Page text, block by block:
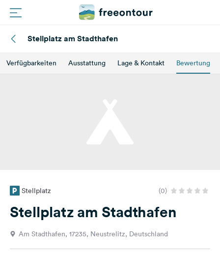
Routen
Fragen &
Feedback
Sprache:
Stellplatz am Stadthafen
Verfügbarkeiten Ausstattung Lage & Kontakt Bewertung
Stellplatz (0)
Stellplatz am Stadthafen
Am Stadthafen, 17235, Neustrelitz, Deutschland